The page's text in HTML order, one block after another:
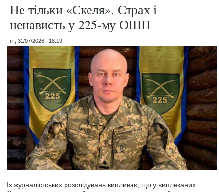
Не тільки «Скеля». Страх і
ненависть у 225-му ОШП
пт, 31/07/2026 - 18:19
Із журналістських розслідувань випливає, що у виплеканих